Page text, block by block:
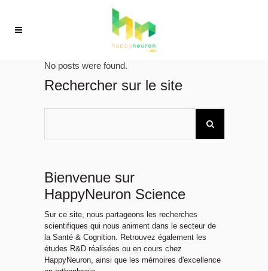
No posts were found.
Rechercher sur le site
Bienvenue sur
HappyNeuron Science
Sur ce site, nous partageons les recherches
scientifiques qui nous animent dans le secteur de
la Santé & Cognition. Retrouvez également les
études R&D réalisées ou en cours chez
HappyNeuron, ainsi que les mémoires d'excellence